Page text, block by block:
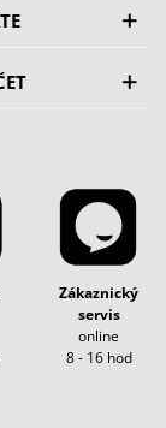
Zákaznický
servis
online
8 - 16 hod